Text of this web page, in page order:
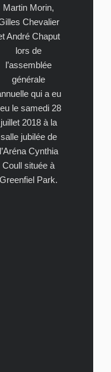
Martin Morin,
Chevalier
André Chaput
lors de
l’assemblée
générale
qui a eu
le samedi 28
juillet 2018 à la
salle jubilée de
l’Aréna Cynthia
Coull située à
Greenfiel Park.